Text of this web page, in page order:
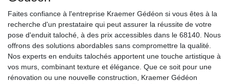
Faites confiance à l'entreprise Kraemer Gédéon si vous êtes à la
recherche d'un prestataire qui peut assurer la réussite de votre
pose d'enduit taloché, à des prix accessibles dans le 68140. Nous
offrons des solutions abordables sans compromettre la qualité.
Nos experts en enduits talochés apportent une touche artistique à
vos murs, combinant texture et élégance. Que ce soit pour une
rénovation ou une nouvelle construction, Kraemer Gédéon